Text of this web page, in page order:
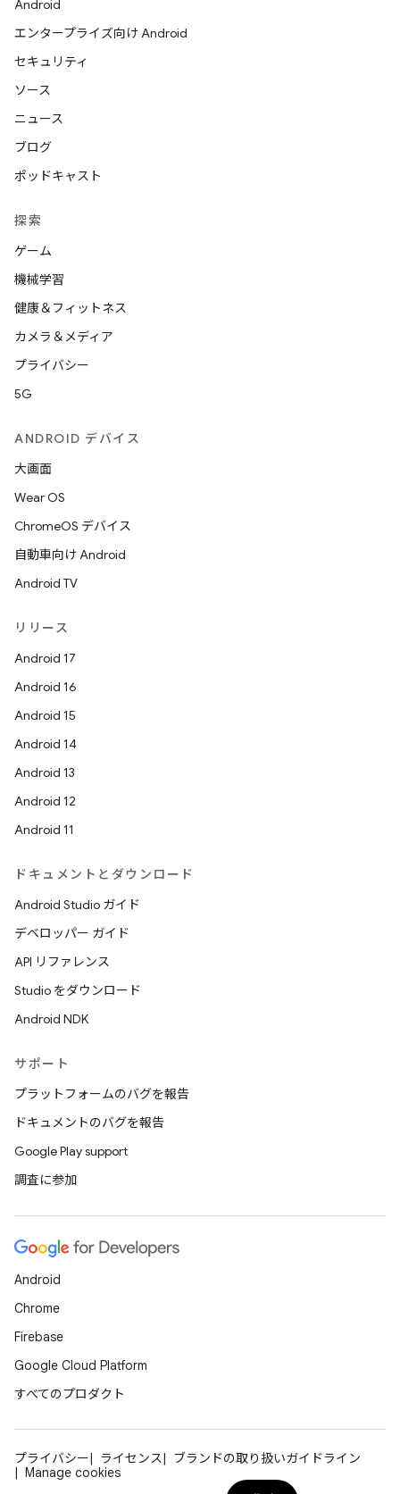
Android
エンタープライズ向け Android
セキュリティ
ソース
ニュース
ブログ
ポッドキャスト
探索
ゲーム
機械学習
健康＆フィットネス
カメラ＆メディア
プライバシー
5G
ANDROID デバイス
大画面
Wear OS
ChromeOS デバイス
自動車向け Android
Android TV
リリース
Android 17
Android 16
Android 15
Android 14
Android 13
Android 12
Android 11
ドキュメントとダウンロード
Android Studio ガイド
デベロッパー ガイド
API リファレンス
Studio をダウンロード
Android NDK
サポート
プラットフォームのバグを報告
ドキュメントのバグを報告
Google Play support
調査に参加
Android
Chrome
Firebase
Google Cloud Platform
すべてのプロダクト
プライバシー ライセンス
ブランドの取り扱いガイドライン
Manage cookies